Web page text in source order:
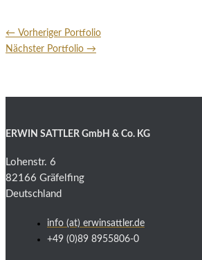
← Vorheriger Portfolio
Nächster Portfolio →
ERWIN SATTLER GmbH & Co. KG
Lohenstr. 6
82166 Gräfelfing
Deutschland
info (at) erwinsattler.de
+49 (0)89 8955806-0